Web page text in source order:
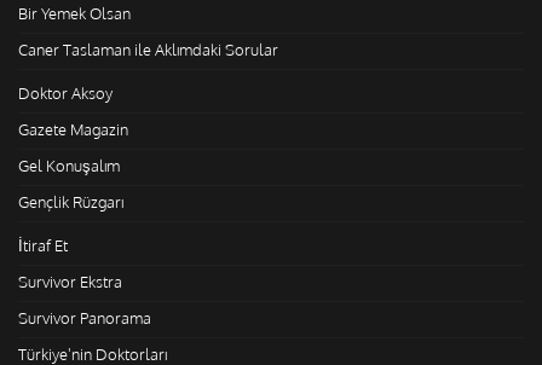
Bir Yemek Olsan
Caner Taslaman ile Aklımdaki Sorular
Doktor Aksoy
Gazete Magazin
Gel Konuşalım
Gençlik Rüzgarı
İtiraf Et
Survivor Ekstra
Survivor Panorama
Türkiye'nin Doktorları